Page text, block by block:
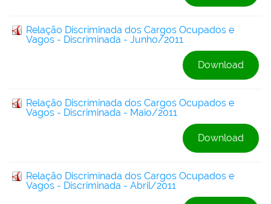
Relação Discriminada dos Cargos Ocupados e
Vagos - Discriminada - Junho/2011
Download
Relação Discriminada dos Cargos Ocupados e
Vagos - Discriminada - Maio/2011
Download
Relação Discriminada dos Cargos Ocupados e
Vagos - Discriminada - Abril/2011